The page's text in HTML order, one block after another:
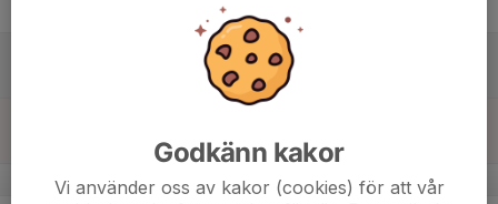
v.25
Godkänn kakor
Vi använder oss av kakor (cookies) för att vår